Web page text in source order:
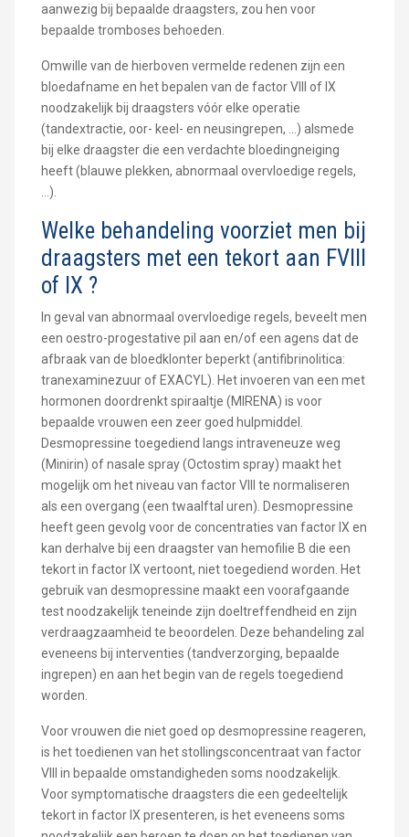
aanwezig bij bepaalde draagsters, zou hen voor
bepaalde tromboses behoeden.
Omwille van de hierboven vermelde redenen zijn een
bloedafname en het bepalen van de factor VIII of IX
noodzakelijk bij draagsters vóór elke operatie
(tandextractie, oor- keel- en neusingrepen, ...) alsmede
bij elke draagster die een verdachte bloedingneiging
heeft (blauwe plekken, abnormaal overvloedige regels,
...).
Welke behandeling voorziet men bij
draagsters met een tekort aan FVIII
of IX ?
In geval van abnormaal overvloedige regels, beveelt men
een oestro-progestative pil aan en/of een agens dat de
afbraak van de bloedklonter beperkt (antifibrinolitica:
tranexaminezuur of EXACYL). Het invoeren van een met
hormonen doordrenkt spiraaltje (MIRENA) is voor
bepaalde vrouwen een zeer goed hulpmiddel.
Desmopressine toegediend langs intraveneuze weg
(Minirin) of nasale spray (Octostim spray) maakt het
mogelijk om het niveau van factor VIII te normaliseren
als een overgang (een twaalftal uren). Desmopressine
heeft geen gevolg voor de concentraties van factor IX en
kan derhalve bij een draagster van hemofilie B die een
tekort in factor IX vertoont, niet toegediend worden. Het
gebruik van desmopressine maakt een voorafgaande
test noodzakelijk teneinde zijn doeltreffendheid en zijn
verdraagzaamheid te beoordelen. Deze behandeling zal
eveneens bij interventies (tandverzorging, bepaalde
ingrepen) en aan het begin van de regels toegediend
worden.
Voor vrouwen die niet goed op desmopressine reageren,
is het toedienen van het stollingsconcentraat van factor
VIII in bepaalde omstandigheden soms noodzakelijk.
Voor symptomatische draagsters die een gedeeltelijk
tekort in factor IX presenteren, is het eveneens soms